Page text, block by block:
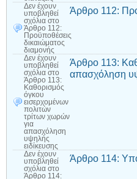
Δεν έχουν
υποβληθεί
σχόλια στο
Άρθρο 112:
Προϋποθέσεις
δικαιώματος
διαμονής
Άρθρο 112:
Δεν έχουν
υποβληθεί
σχόλια στο
Άρθρο 113:
Καθορισμός
όγκου
εισερχομένων
πολιτών
τρίτων χωρών
για
απασχόληση
υψηλής
ειδίκευσης
Άρθρο 113:
απασχόληση
Δεν έχουν
υποβληθεί
σχόλια στο
Άρθρο 114:
Άρθρο 114: